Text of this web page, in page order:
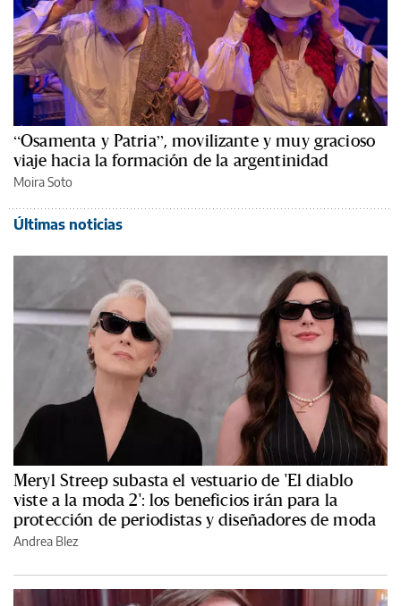
“Osamenta y Patria”, movilizante y muy gracioso
viaje hacia la formación de la argentinidad
Moira Soto
Últimas noticias
Meryl Streep subasta el vestuario de 'El diablo
viste a la moda 2': los beneficios irán para la
protección de periodistas y diseñadores de moda
Andrea Blez